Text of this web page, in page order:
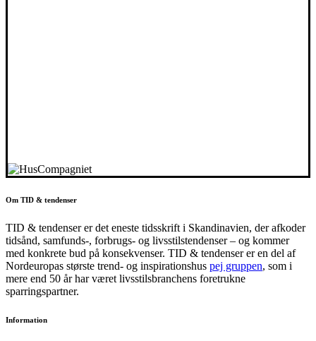
Om TID & tendenser
TID & tendenser er det eneste tidsskrift i Skandinavien, der afkoder
tidsånd, samfunds-, forbrugs- og livsstilstendenser – og kommer
med konkrete bud på konsekvenser. TID & tendenser er en del af
Nordeuropas største trend- og inspirationshus pej gruppen, som i
mere end 50 år har været livsstilsbranchens foretrukne
sparringspartner.
Information